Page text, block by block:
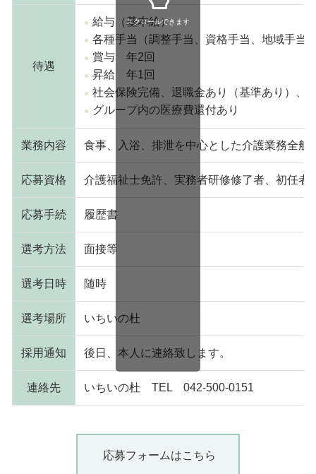
待遇
給与（基本給）
各種手当（調整手当、資格手当、地域手当
賞与 年2回
昇給 年1回
社会保険完備、退職金あり（基準あり）、
グループ内の医療費還付あり
業務内容 食事、入浴、排泄を中心とした介護業務全般
応募資格 介護福祉士免許、実務者研修修了者、初任者
応募手続 履歴書
選考方法 面接等
選考日時 随時
選考場所 いちいの杜
採用通知 後日、本人に連絡致します。
連絡先 いちいの杜 TEL 042-500-0151
スクロールできます
応募フォームはこちら